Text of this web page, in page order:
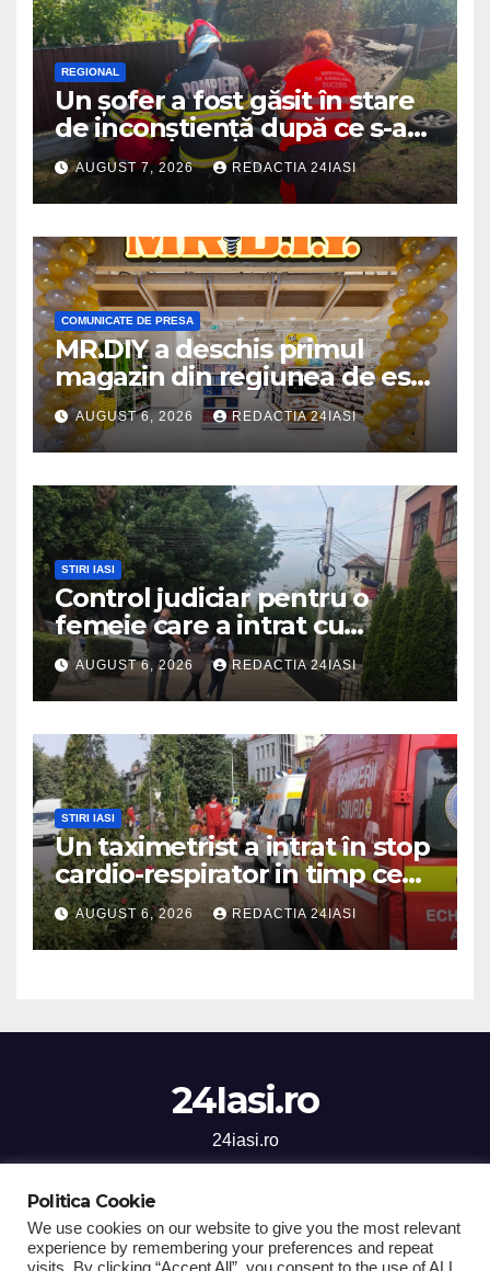
REGIONAL
Un șofer a fost găsit în stare
de inconștiență după ce s-a
răsturnat cu autoturismul pe
marginea drumului
AUGUST 7, 2026 REDACTIA 24IASI
COMUNICATE DE PRESA
MR.DIY a deschis primul
magazin din regiunea de est,
la Iulius Mall Iași: peste 10.000
de produse, la prețuri
avantajoase
AUGUST 6, 2026 REDACTIA 24IASI
STIRI IASI
Control judiciar pentru o
femeie care a intrat cu
mașina într-o turmă de oi
AUGUST 6, 2026 REDACTIA 24IASI
STIRI IASI
Un taximetrist a intrat în stop
cardio-respirator in timp ce
se afla la volan
AUGUST 6, 2026 REDACTIA 24IASI
24Iasi.ro
24iasi.ro
Proudly powered by WordPress|Theme: Newsup byThemeansar
Politica Cookie
We use cookies on our website to give you the most relevant
experience by remembering your preferences and repeat